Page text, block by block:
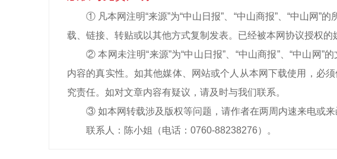
① 凡本网注明“来源”为“中山日报”、“中山商报”、“中山网
载、链接、转贴或以其他方式复制发表。已经被本网协议授权的
② 本网未注明“来源”为“中山日报”、“中山商报”、“中山网
内容的真实性。如其他媒体、网站或个人从本网下载使用，必
究责任。如对文章内容有疑议，请及时与我们联系。
③ 如本网转载涉及版权等问题，请作者在两周内速来电或来
联系人：陈小姐（电话：0760-88238276）。